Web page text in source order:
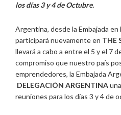
los días 3 y 4 de Octubre.
Argentina, desde la Embajada
participará nuevamente en THE
llevará a cabo a entre el 5 y el 7
compromiso que nuestro país
emprendedores, la Embajada
DELEGACIÓN ARGENTINA
reuniones para los días 3 y 4 de